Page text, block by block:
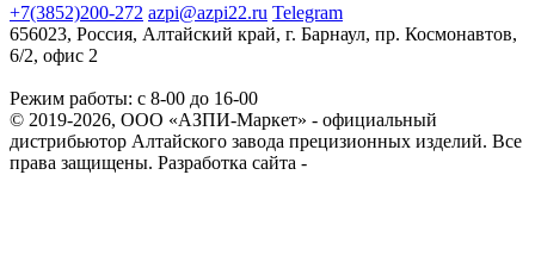
+7(3852)200-272 azpi@azpi22.ru Telegram
656023, Россия, Алтайский край, г. Барнаул, пр. Космонавтов,
6/2, офис 2
Режим работы: с 8-00 до 16-00
© 2019-2026, ООО «АЗПИ-Маркет» - официальный
дистрибьютор Алтайского завода прецизионных изделий. Все
права защищены. Разработка сайта -